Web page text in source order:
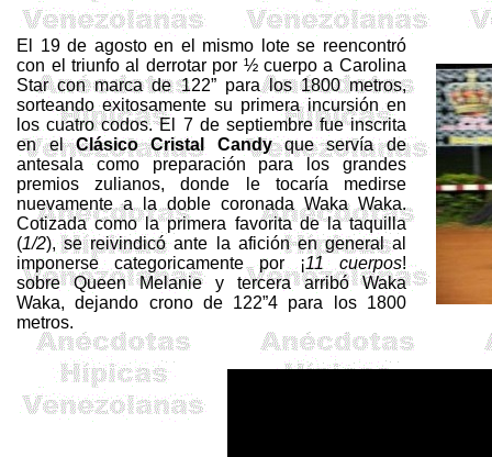
El 19 de agosto en el mismo lote se reencontró
con el triunfo al derrotar por ½ cuerpo a Carolina
Starcon marca de 122” para los 1800 metros,
sorteando exitosamente su primera incursión en
los cuatro codos. El 7 de septiembre fue inscrita
en elClásico Cristal Candyque servía de
antesala como preparación para los grandes
premios zulianos, donde le tocaría medirse
nuevamente a la doble coronadaWaka Waka.
Cotizada como la primera favorita de la taquilla
(1/2), se reivindicó ante la afición en general al
imponerse categoricamente por ¡11 cuerpos!
sobre Queen Melanie y tercera arribóWaka
Waka, dejando crono de 122”4 para los 1800
metros.